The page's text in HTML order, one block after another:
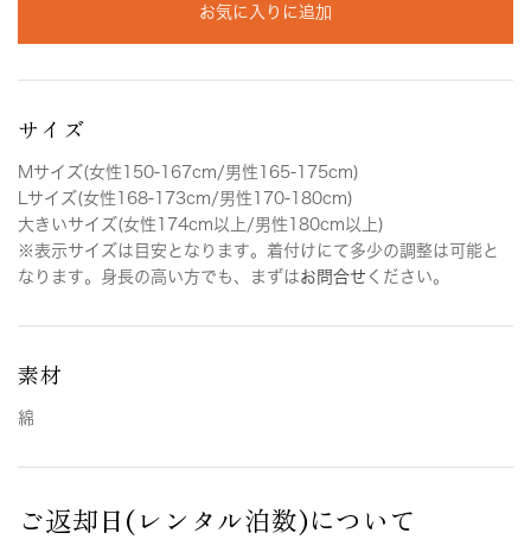
お気に入りに追加
サイズ
Mサイズ(女性150-167cm/男性165-175cm)
Lサイズ(女性168-173cm/男性170-180cm)
大きいサイズ(女性174cm以上/男性180cm以上)
※表示サイズは目安となります。着付けにて多少の調整は可能と
なります。身長の高い方でも、まずはお問合せ ください。
素材
綿
ご返却日(レンタル泊数)について